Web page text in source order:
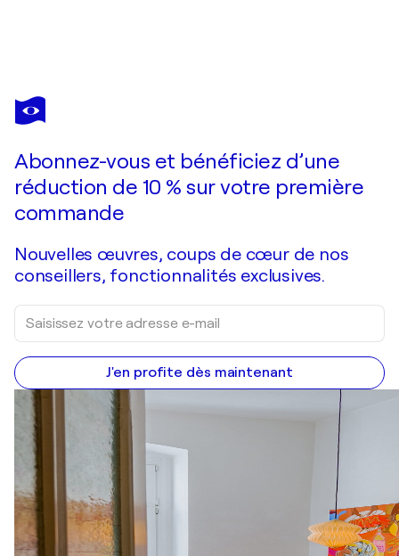
FRANÇOIS PAGÉ
Abonnez-vous et bénéficiez d’une
réduction de 10 % sur votre première
commande
Nouvelles œuvres, coups de cœur de nos
conseillers, fonctionnalités exclusives.
J'en profite dès maintenant